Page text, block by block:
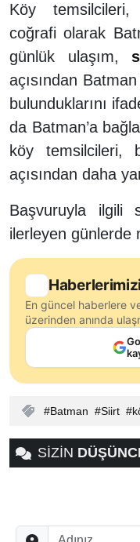
Köy
coğrafi olarak
günlük ulaşım,
açısından
bulunduklarını
da Batman’a
köy temsilcileri,
açısından daha
Başvuruyla ilgili
ilerleyen günlerde
En güncel haberlere
üzerinden anında
Batman Siirt
SİZİN
Adınız